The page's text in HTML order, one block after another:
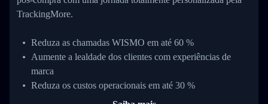
TrackingMore.
Reduza as chamadas WISMO em até 60 %
Aumente a lealdade dos clientes com experiências de
marca
Reduza os custos operacionais em até 30 %